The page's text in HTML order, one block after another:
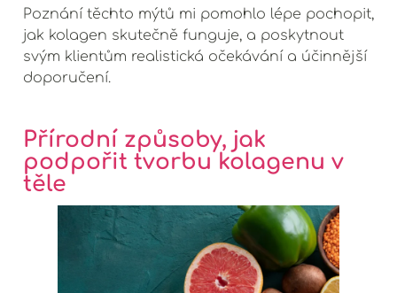
Poznání těchto mýtů mi pomohlo lépe pochopit,
jak kolagen skutečně funguje, a poskytnout
svým klientům realistická očekávání a účinnější
doporučení.
Přírodní způsoby, jak
podpořit tvorbu kolagenu v
těle